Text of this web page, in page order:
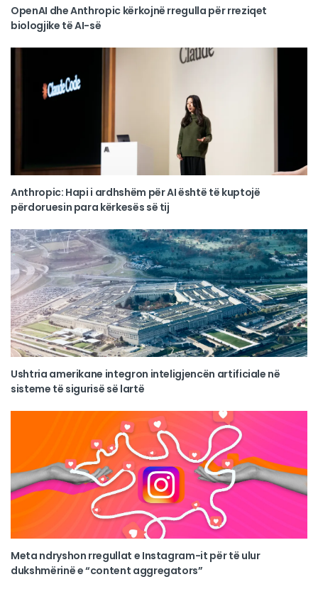
OpenAI dhe Anthropic kërkojnë rregulla për rreziqet
biologjike të AI-së
Anthropic: Hapi i ardhshëm për AI është të kuptojë
përdoruesin para kërkesës së tij
Ushtria amerikane integron inteligjencën artificiale në
sisteme të sigurisë së lartë
Meta ndryshon rregullat e Instagram-it për të ulur
dukshmërinë e “content aggregators”